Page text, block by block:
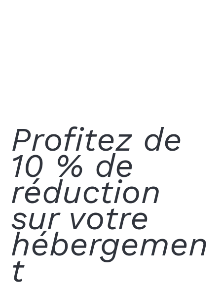
Profitez de
10 % de
réduction
sur votre
hébergemen
t